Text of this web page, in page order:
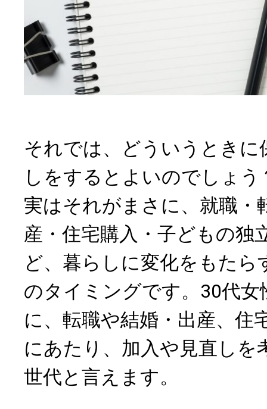
それでは、どういうときに
しをするとよいのでしょう
実はそれがまさに、就職・
産・住宅購入・子どもの独
ど、暮らしに変化をもた
のタイミングです。30代
に、転職や結婚・出産、住
にあたり、加入や見直しを
世代と言えます。